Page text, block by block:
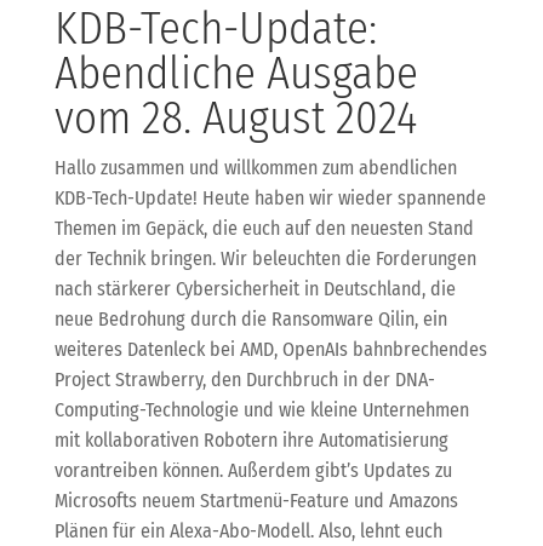
KDB-Tech-Update:
Abendliche Ausgabe
vom 28. August 2024
Hallo zusammen und willkommen zum abendlichen
KDB-Tech-Update! Heute haben wir wieder spannende
Themen im Gepäck, die euch auf den neuesten Stand
der Technik bringen. Wir beleuchten die Forderungen
nach stärkerer Cybersicherheit in Deutschland, die
neue Bedrohung durch die Ransomware Qilin, ein
weiteres Datenleck bei AMD, OpenAIs bahnbrechendes
Project Strawberry, den Durchbruch in der DNA-
Computing-Technologie und wie kleine Unternehmen
mit kollaborativen Robotern ihre Automatisierung
vorantreiben können. Außerdem gibt’s Updates zu
Microsofts neuem Startmenü-Feature und Amazons
Plänen für ein Alexa-Abo-Modell. Also, lehnt euch